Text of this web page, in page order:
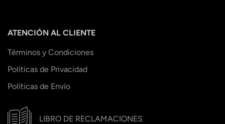
ATENCIÓN AL CLIENTE
Términos y Condiciones
Políticas de Privacidad
Políticas de Envío
LIBRO DE RECLAMACIONES